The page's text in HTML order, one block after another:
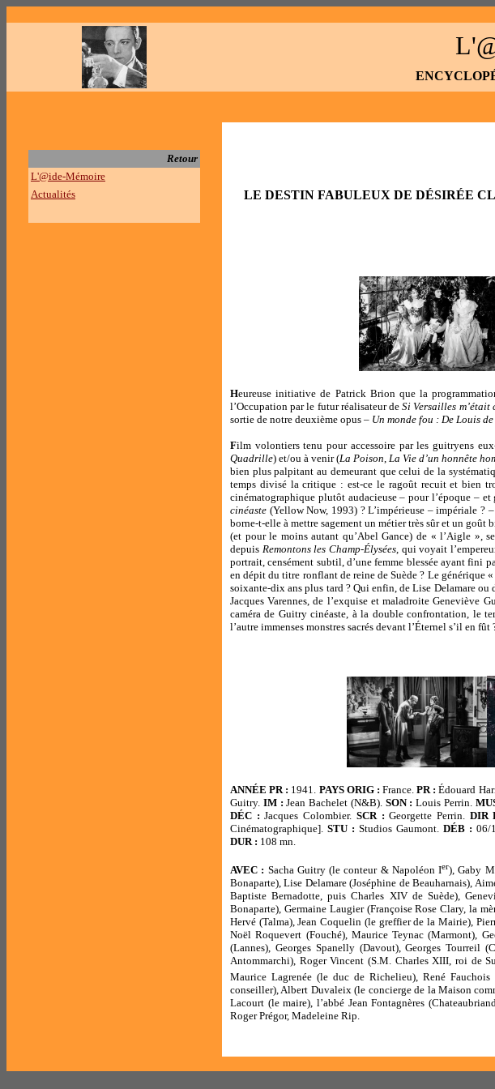
Retour
L'@ide-Mémoire
Actualités
LE DESTIN FABULEUX DE DÉSIRÉE
Heureuse initiative de Patrick Brion que la
l’Occupation par le futur réalisateur deSi Versailles m’était
sortie de notre deuxième opus – Un monde fou : De Louis
Film volontiers tenu pour accessoire par les guitryens
Quadrille) et/ou à venir (La Poison, La Vie d’un honnête
bien plus palpitant au demeurant que celui de la
temps divisé la critique : est-ce le ragoût recuit et bien
cinématographique plutôt audacieuse – pour l’époque –
cinéaste (Yellow Now, 1993) ? L’impérieuse – impériale ?
borne-t-elle à mettre sagement un métier très sûr et un
(et pour le moins autant qu’Abel Gance) de « l’Aigle »,
depuis Remontons les Champ-Élysées, qui voyait
portrait, censément subtil, d’une femme blessée ayant fini
en dépit du titre ronflant de reine de Suède ? Le générique
soixante-dix ans plus tard ? Qui enfin, de Lise Delamare
Jacques Varennes, de l’exquise et maladroite Geneviève
caméra de Guitry cinéaste, à la double confrontation, le
l’autre immenses monstres sacrés devant l’Éternel s’il en
ANNÉE PR : 1941. PAYS ORIG : France.PR : Édouard
Guitry. IM : Jean Bachelet (N&B). SON : Louis Perrin.
DÉC : Jacques Colombier. SCR : Georgette Perrin. DIR
Cinématographique]. STU : Studios Gaumont. DÉB : 06/
DUR : 108 mn.
AVEC : Sacha Guitry (le conteur & Napoléon Ier), Gaby
Bonaparte), Lise Delamare (Joséphine de Beauharnais),
Baptiste Bernadotte, puis Charles XIV de Suède),
Bonaparte), Germaine Laugier (Françoise Rose Clary, la
Hervé (Talma), Jean Coquelin (le greffier de la Mairie),
Noël Roquevert (Fouché), Maurice Teynac (Marmont),
(Lannes), Georges Spanelly (Davout), Georges Tourreil
Antommarchi), Roger Vincent (S.M. Charles XIII, roi de
Maurice Lagrenée (le duc de Richelieu), René
conseiller), Albert Duvaleix (le concierge de la Maison
Lacourt (le maire), l’abbé Jean Fontagnères
Roger Prégor, Madeleine Rip.